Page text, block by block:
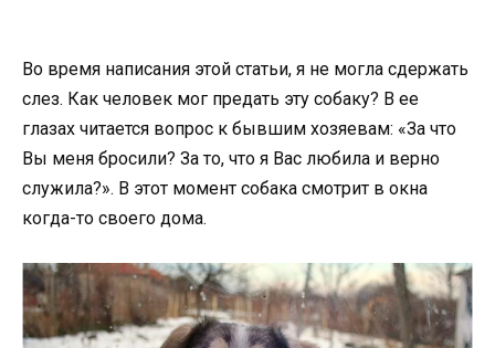
Во время написания этой статьи, я не могла сдержать
слез. Как человек мог предать эту собаку? В ее
глазах читается вопрос к бывшим хозяевам: «За что
Вы меня бросили? За то, что я Вас любила и верно
служила?». В этот момент собака смотрит в окна
когда-то своего дома.